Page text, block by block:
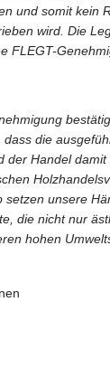
und somit kein
wird. Die
FLEGT-
die
der Handel
setzen unsere
die nicht nur
hohen